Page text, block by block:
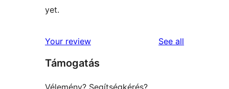
yet.
Your review See all
Támogatás
Vélemény? Segítségkérés?